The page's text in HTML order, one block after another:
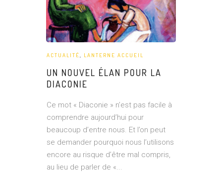
ACTUALITÉ LANTERNE ACCUEIL
UN NOUVEL ÉLAN POUR LA
DIACONIE
Ce mot « Diaconie » n’est pas facile à
comprendre aujourd’hui pour
beaucoup d’entre nous. Et l’on peut
se demander pourquoi nous l’utilisons
encore au risque d’être mal compris,
au lieu de parler de «...